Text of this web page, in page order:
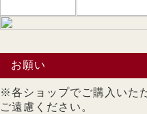
お願い
※各ショップでご購入いた
ご遠慮くだ